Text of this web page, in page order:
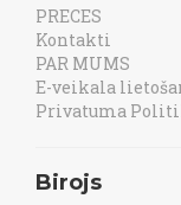
PRECES
Kontakti
PAR MUMS
E-veikala
Privatuma
Birojs